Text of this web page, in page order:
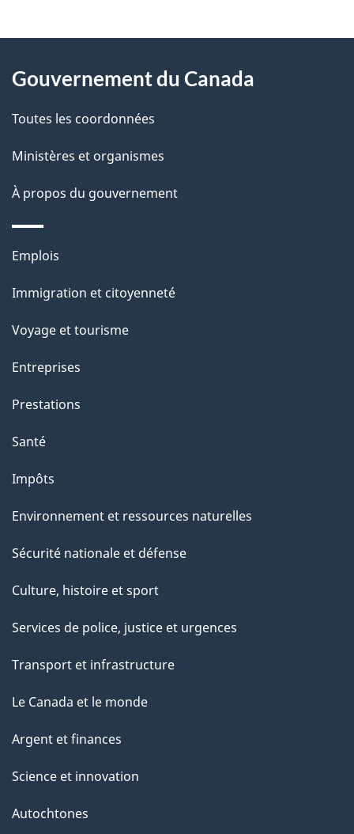
i
l
s
d
e
l
a
p
a
g
e
propos
de
ce
site
Gouvernement du Canada
Toutes les coordonnées
Ministères et organismes
À propos du gouvernement
Thèmes
sujets
Emplois
Immigration et citoyenneté
Voyage et tourisme
Entreprises
Prestations
Santé
Impôts
Environnement et ressources naturelles
Sécurité nationale et défense
Culture, histoire et sport
Services de police, justice et urgences
Transport et infrastructure
Le Canada et le monde
Argent et finances
Science et innovation
Autochtones